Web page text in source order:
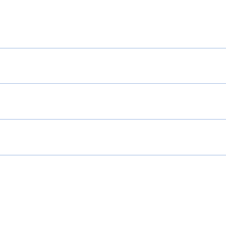
candeggina, pulisce a fondo e fa brillare i
di vitalità e benessere grazie
<5% Tensioattivi non ionici,